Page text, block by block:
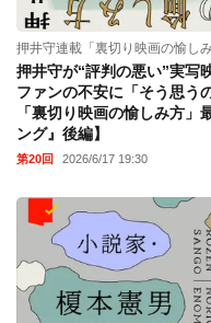
押井守連載「裏切り映画の愉しみ
押井守が“評判の悪い”実写
ファンの不安に「そう思う
「裏切り映画の愉しみ方
ング』後編】
第20回 2026/6/17 19:30